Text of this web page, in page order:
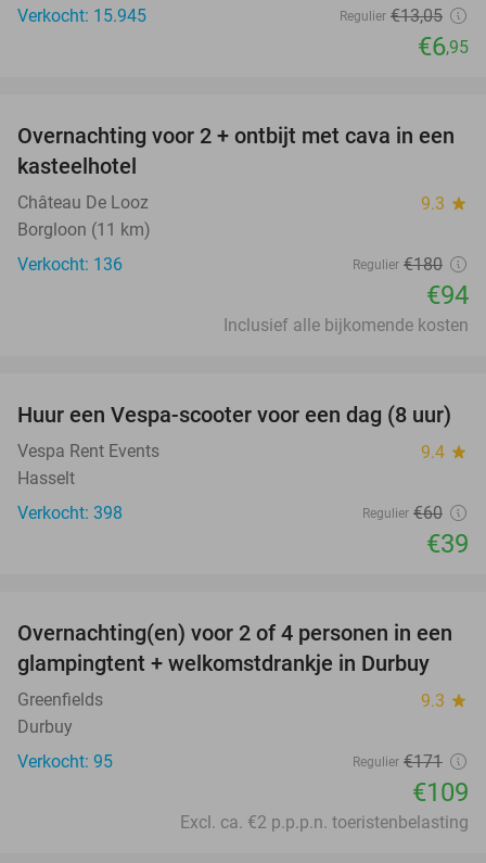
Verkocht: 15.945
Regulier €13,05
€6,95
48%
Overnachting voor 2 + ontbijt met cava in een
kasteelhotel
Château De Looz 9.3 star
Borgloon (11 km)
Verkocht: 136
Regulier €180
€94
Inclusief alle bijkomende kosten
35%
Huur een Vespa-scooter voor een dag (8 uur)
Vespa Rent Events 9.4 star
Hasselt
Verkocht: 398
Regulier €60
€39
36%
Overnachting(en) voor 2 of 4 personen in een
glampingtent + welkomstdrankje in Durbuy
Greenfields 9.3 star
Durbuy
Verkocht: 95
Regulier €171
€109
Excl. ca. €2 p.p.p.n. toeristenbelasting